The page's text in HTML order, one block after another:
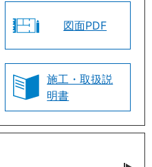
図面PDF
施工・取扱説
明書